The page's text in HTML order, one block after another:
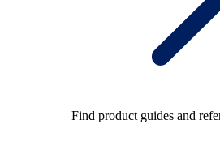
Find product guides and